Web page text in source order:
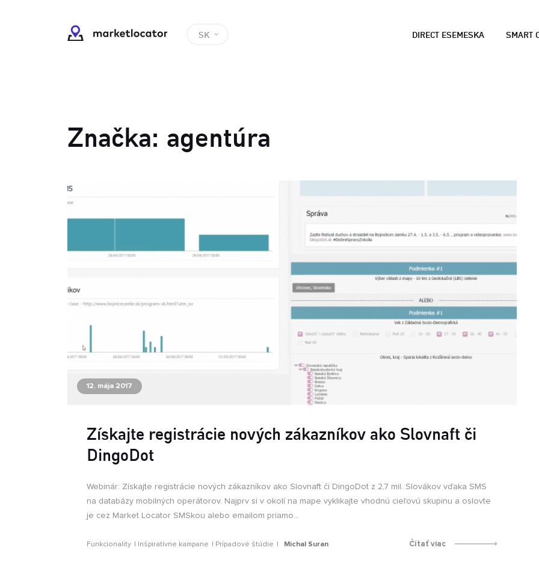
SK DIRECT ESEMESKA SMART
Príklady úspešneho
Značka: agentúra
12. mája 2017
Získajte registrácie nových zákazníkov ako Slovnaft či
DingoDot
Webinár: Získajte registrácie nových zákazníkov ako Slovnaft či DingoDot z 2,7 mil. Slovákov vďaka SMS
na databázy mobilných operátorov. Najprv si v okolí na mape vyklikajte vhodnú cieľovú skupinu a oslovte
je cez Market Locator SMSkou alebo emailom priamo...
Funkcionality Inšpiratívne kampane Prípadové štúdie Michal Suran Čítať viac